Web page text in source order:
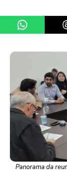
Share on
Panorama da